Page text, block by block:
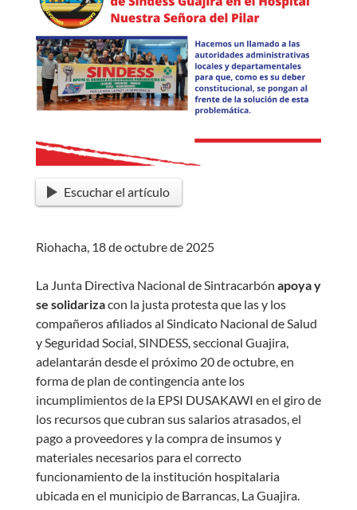
Escuchar el artículo
Riohacha, 18 de octubre de 2025
La Junta Directiva Nacional de Sintracarbón apoya y
se solidarizacon la justa protesta que las y los
compañeros afiliados al Sindicato Nacional de Salud
y Seguridad Social, SINDESS, seccional Guajira,
adelantarán desde el próximo 20 de octubre, en
forma de plan de contingencia ante los
incumplimientos de la EPSI DUSAKAWI en el giro de
los recursos que cubran sus salarios atrasados, el
pago a proveedores y la compra de insumos y
materiales necesarios para el correcto
funcionamiento de la institución hospitalaria
ubicada en el municipio de Barrancas, La Guajira.